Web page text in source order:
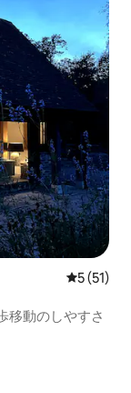
レビュー
5 (51)
移動のしやすさ